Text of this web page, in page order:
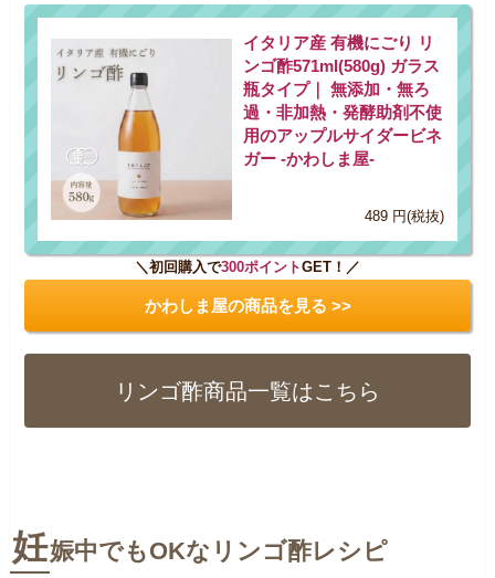
イタリア産 有機にごり リ
ンゴ酢571ml(580g) ガラス
瓶タイプ｜ 無添加・無ろ
過・非加熱・発酵助剤不使
用のアップルサイダービネ
ガー -かわしま屋-
489 円(税抜)
＼初回購入で300ポイントGET！／
かわしま屋の商品を見る >>
リンゴ酢商品一覧はこちら
妊娠中でもOKなリンゴ酢レシピ